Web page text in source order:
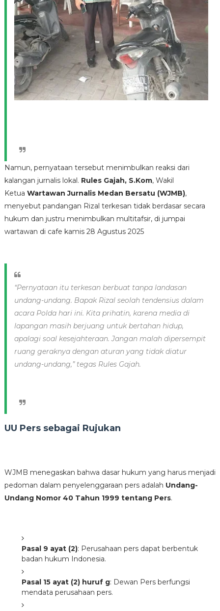
Namun, pernyataan tersebut menimbulkan reaksi dari
kalangan jurnalis lokal. Rules Gajah, S.Kom, Wakil
Ketua Wartawan Jurnalis Medan Bersatu (WJMB),
menyebut pandangan Rizal terkesan tidak berdasar secara
hukum dan justru menimbulkan multitafsir, di jumpai
wartawan di cafe kamis 28 Agustus 2025
“Pernyataan itu terkesan berbuat tanpa landasan
undang-undang. Bapak Rizal seolah tendensius dalam
acara Polda hari ini. Kita prihatin, karena media di
lapangan masih berjuang untuk bertahan hidup,
apalagi soal kesejahteraan. Jangan malah dipersempit
ruang geraknya dengan aturan yang tidak diatur
undang-undang,” tegas Rules Gajah.
UU Pers sebagai Rujukan
WJMB menegaskan bahwa dasar hukum yang harus menjadi
pedoman dalam penyelenggaraan pers adalah Undang-
Undang Nomor 40 Tahun 1999 tentang Pers.
Pasal 9 ayat (2): Perusahaan pers dapat berbentuk
badan hukum Indonesia.
Pasal 15 ayat (2) huruf g: Dewan Pers berfungsi
mendata perusahaan pers.